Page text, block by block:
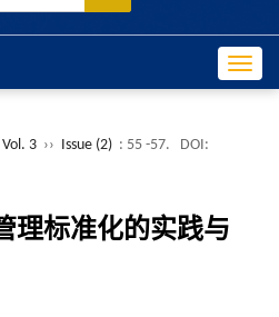
3 ›› Issue (2) : 55 -57.
DOI:
理标准化的实践与